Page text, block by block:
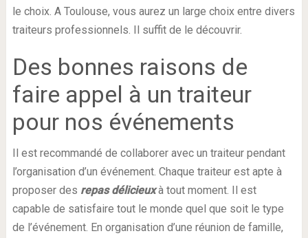
le choix. A Toulouse, vous aurez un large choix entre divers
traiteurs professionnels. Il suffit de le découvrir.
Des bonnes raisons de
faire appel à un traiteur
pour nos événements
Il est recommandé de collaborer avec un traiteur pendant
l’organisation d’un événement. Chaque traiteur est apte à
proposer des repas délicieuxà tout moment. Il est
capable de satisfaire tout le monde quel que soit le type
de l’événement. En organisation d’une réunion de famille,